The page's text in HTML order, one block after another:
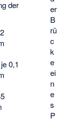
er
B
rü
c
k
e
ei
n
e
s
P
der
0,1